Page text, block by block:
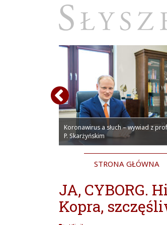
Koronawirus a słuch – wywiad z
P. Skarżyńskim
STRONA GŁÓWNA
JA, CYBORG.
Kopra,